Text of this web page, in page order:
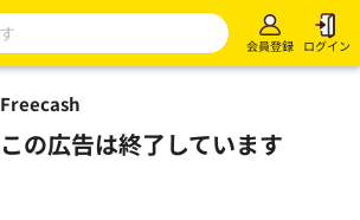
会員登録 ログイン
Freecash
この広告は終了しています